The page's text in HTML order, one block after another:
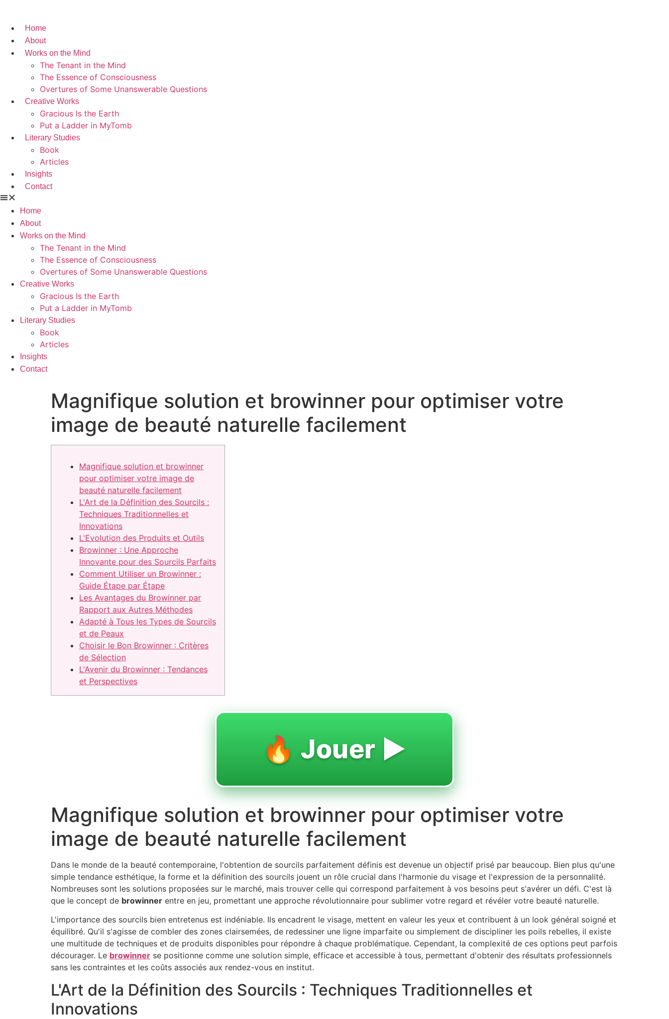
Home
About
Works on the Mind
The Tenant in the Mind
The Essence of Consciousness
Overtures of Some Unanswerable Questions
Creative Works
Gracious Is the Earth
Put a Ladder in MyTomb
Literary Studies
Book
Articles
Insights
Contact
Home
About
Works on the Mind
The Tenant in the Mind
The Essence of Consciousness
Overtures of Some Unanswerable Questions
Creative Works
Gracious Is the Earth
Put a Ladder in MyTomb
Literary Studies
Book
Articles
Insights
Contact
Magnifique solution et browinner pour optimiser votre
image de beauté naturelle facilement
Magnifique solution et browinner
pour optimiser votre image de
beauté naturelle facilement
L'Art de la Définition des Sourcils :
Techniques Traditionnelles et
Innovations
L'Evolution des Produits et Outils
Browinner : Une Approche
Innovante pour des Sourcils Parfaits
Comment Utiliser un Browinner :
Guide Étape par Étape
Les Avantages du Browinner par
Rapport aux Autres Méthodes
Adapté à Tous les Types de Sourcils
et de Peaux
Choisir le Bon Browinner : Critères
de Sélection
L'Avenir du Browinner : Tendances
et Perspectives
🔥 Jouer ▶️
Magnifique solution et browinner pour optimiser votre
image de beauté naturelle facilement
Dans le monde de la beauté contemporaine, l'obtention de sourcils parfaitement définis est devenue un objectif prisé par beaucoup. Bien plus qu'une
simple tendance esthétique, la forme et la définition des sourcils jouent un rôle crucial dans l'harmonie du visage et l'expression de la personnalité.
Nombreuses sont les solutions proposées sur le marché, mais trouver celle qui correspond parfaitement à vos besoins peut s'avérer un défi. C'est là
que le concept de browinner entre en jeu, promettant une approche révolutionnaire pour sublimer votre regard et révéler votre beauté naturelle.
L'importance des sourcils bien entretenus est indéniable. Ils encadrent le visage, mettent en valeur les yeux et contribuent à un look général soigné et
équilibré. Qu'il s'agisse de combler des zones clairsemées, de redessiner une ligne imparfaite ou simplement de discipliner les poils rebelles, il existe
une multitude de techniques et de produits disponibles pour répondre à chaque problématique. Cependant, la complexité de ces options peut parfois
décourager. Le browinner se positionne comme une solution simple, efficace et accessible à tous, permettant d'obtenir des résultats professionnels
sans les contraintes et les coûts associés aux rendez-vous en institut.
L'Art de la Définition des Sourcils : Techniques Traditionnelles et
Innovations